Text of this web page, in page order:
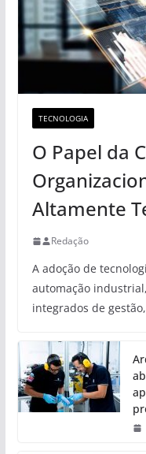
TECNOLOGIA
O Papel da
Altamente
Redação
A adoção de
automação
integrados de